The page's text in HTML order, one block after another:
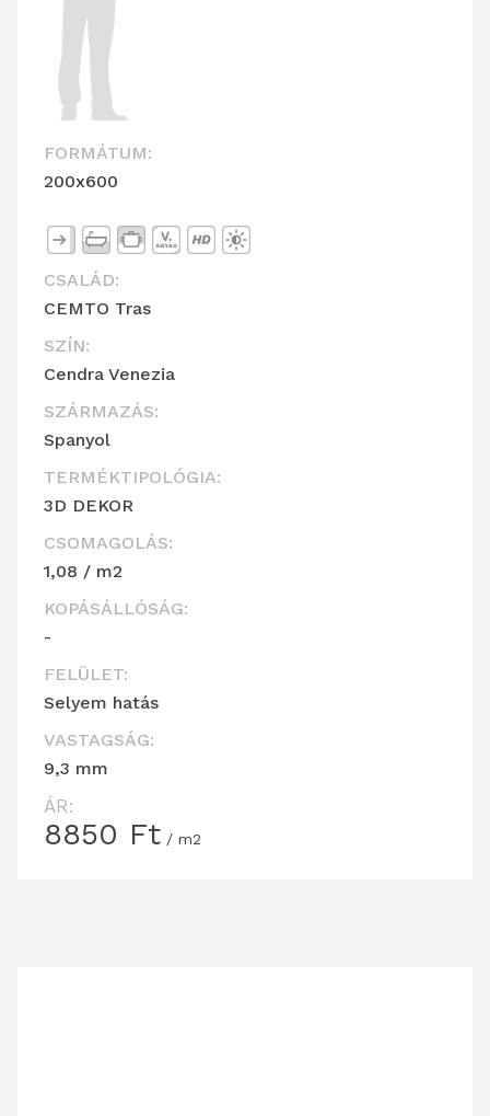
FORMÁTUM:
200x600
CSALÁD:
CEMTO Tras
SZÍN:
Cendra Venezia
SZÁRMAZÁS:
Spanyol
TERMÉKTIPOLÓGIA:
3D DEKOR
CSOMAGOLÁS:
1,08 / m2
KOPÁSÁLLÓSÁG:
-
FELÜLET:
Selyem hatás
VASTAGSÁG:
9,3 mm
ÁR:
8850 Ft / m2